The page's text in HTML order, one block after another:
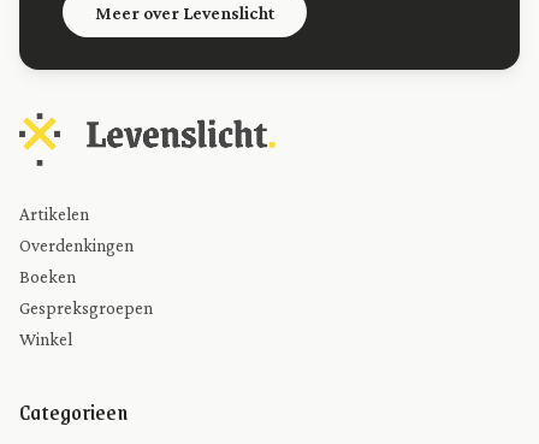
Meer over Levenslicht
Artikelen
Overdenkingen
Boeken
Gespreksgroepen
Winkel
Categorieen